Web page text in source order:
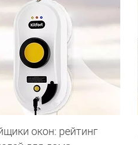
окон: рейтинг